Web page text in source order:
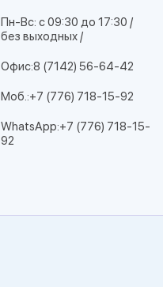
Пн-Вс: с 09:30 до 17:30 /
без выходных /
Офис:8 (7142) 56-64-42
Моб.:+7 (776) 718-15-92
WhatsApp:+7 (776) 718-15-
92